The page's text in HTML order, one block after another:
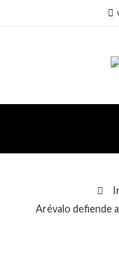
Arévalo defiende